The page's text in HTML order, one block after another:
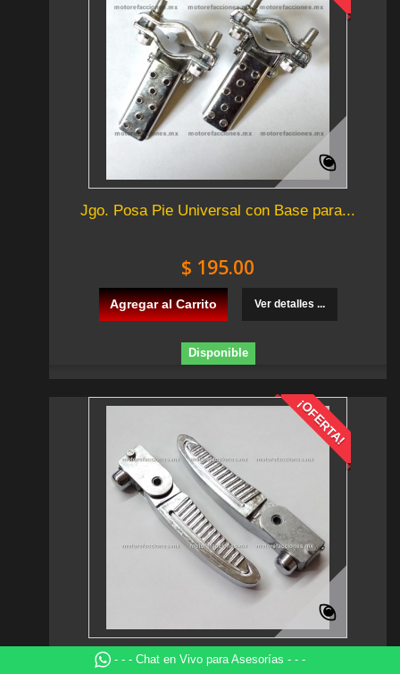
Jgo. Posa Pie Universal con Base para...
$ 195.00
Agregar al Carrito Ver detalles ...
Disponible
¡OFERTA!
Jgo. Posa Pies Italika Vitalia 125 -...
- - - Chat en Vivo para Asesorías - - -